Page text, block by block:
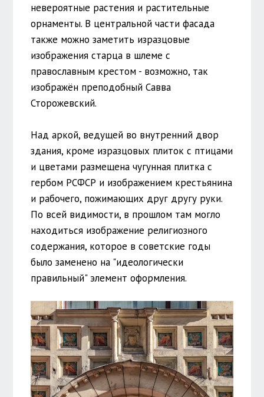
невероятные растения и растительные
орнаменты. В центральной части фасада
также можно заметить изразцовые
изображения старца в шлеме с
православным крестом - возможно, так
изображён преподобный Савва
Сторожевский.
Над аркой, ведущей во внутренний двор
здания, кроме изразцовых плиток с птицами
и цветами размещена чугунная плитка с
гербом РСФСР и изображением крестьянина
и рабочего, пожимающих друг другу руки.
По всей видимости, в прошлом там могло
находиться изображение религиозного
содержания, которое в советские годы
было заменено на "идеологически
правильный" элемент оформления.